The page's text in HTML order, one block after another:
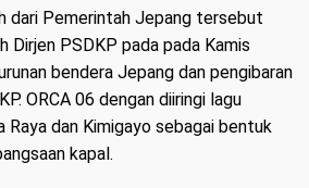
dari Pemerintah Jepang tersebut
Dirjen PSDKP pada pada Kamis
bendera Jepang dan pengibaran
ORCA 06 dengan diiringi lagu
Raya dan Kimigayo sebagai bentuk
kapal.